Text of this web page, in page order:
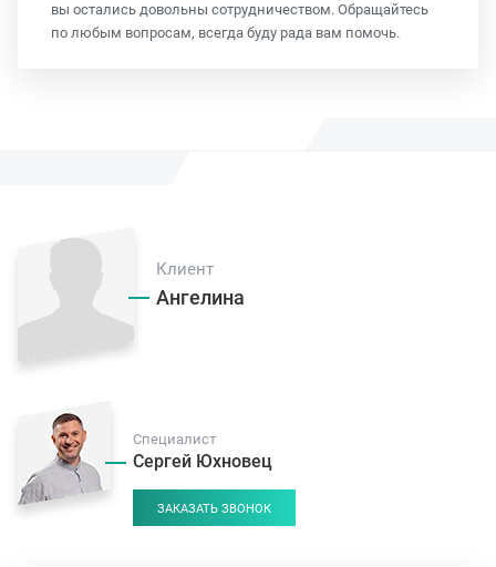
вы остались довольны сотрудничеством. Обращайтесь
по любым вопросам, всегда буду рада вам помочь.
Клиент
Ангелина
Специалист
Сергей Юхновец
ЗАКАЗАТЬ ЗВОНОК